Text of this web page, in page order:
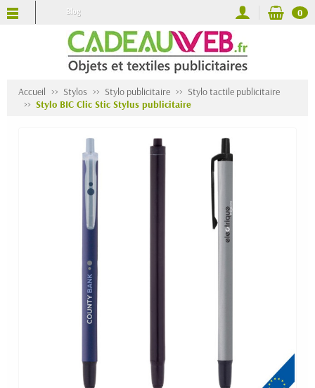
Blog 0
Accueil Stylos Stylo publicitaire
Stylo tactile publicitaire
Stylo BIC Clic Stic Stylus publicitaire